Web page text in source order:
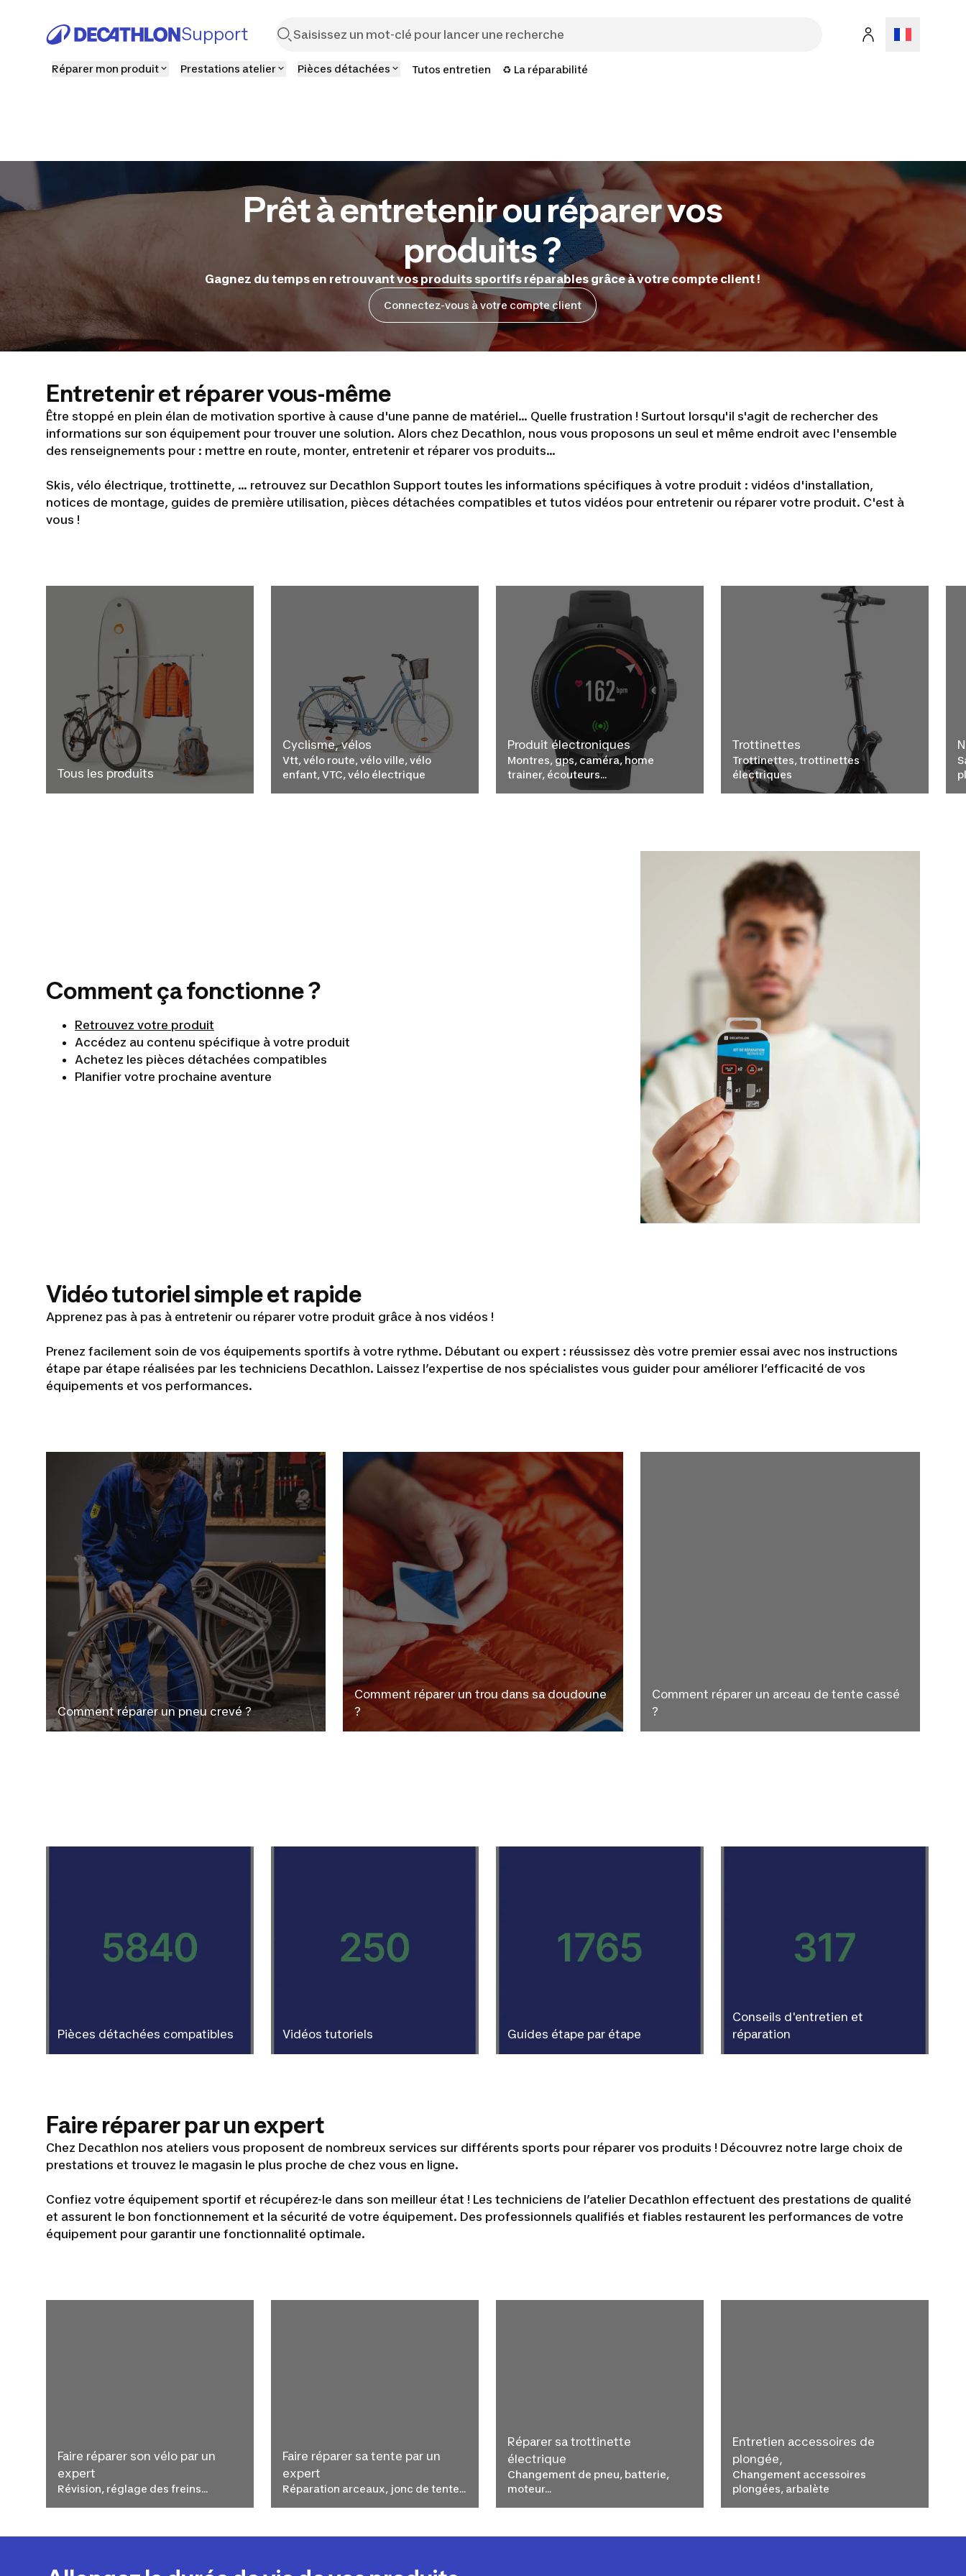
Support
Réparer mon produit Prestations atelier Pièces détachées Tutos entretien ♻️ La réparabilité
Prêt à entretenir ou réparer vos
produits ?
Gagnez du temps en retrouvant vos produits sportifs réparables grâce à votre compte client !
Connectez-vous à votre compte client
Entretenir et réparer vous-même
Être stoppé en plein élan de motivation sportive à cause d'une panne de matériel... Quelle frustration ! Surtout lorsqu'il s'agit de rechercher des
informations sur son équipement pour trouver une solution. Alors chez Decathlon, nous vous proposons un seul et même endroit avec l'ensemble
des renseignements pour : mettre en route, monter, entretenir et réparer vos produits...
Skis, vélo électrique, trottinette, ... retrouvez sur Decathlon Support toutes les informations spécifiques à votre produit : vidéos d'installation,
notices de montage, guides de première utilisation, pièces détachées compatibles et tutos vidéos pour entretenir ou réparer votre produit. C'est à
vous !
Tous les produits
Cyclisme, vélos
Vtt, vélo route, vélo ville, vélo
enfant, VTC, vélo électrique
Produit électroniques
Montres, gps, caméra, home
trainer, écouteurs...
Trottinettes
Trottinettes, trottinettes
électriques
Comment ça fonctionne ?
Retrouvez votre produit
Accédez au contenu spécifique à votre produit
Achetez les pièces détachées compatibles
Planifier votre prochaine aventure
Vidéo tutoriel simple et rapide
Apprenez pas à pas à entretenir ou réparer votre produit grâce à nos vidéos !
Prenez facilement soin de vos équipements sportifs à votre rythme. Débutant ou expert : réussissez dès votre premier essai avec nos instructions
étape par étape réalisées par les techniciens Decathlon. Laissez l’expertise de nos spécialistes vous guider pour améliorer l’efficacité de vos
équipements et vos performances.
Comment réparer un pneu crevé ?
Comment réparer un trou dans sa doudoune
?
Comment réparer un arceau de tente cassé
?
Pièces détachées compatibles Vidéos tutoriels Guides étape par étape
Conseils d'entretien et
réparation
Faire réparer par un expert
Chez Decathlon nos ateliers vous proposent de nombreux services sur différents sports pour réparer vos produits ! Découvrez notre large choix de
prestations et trouvez le magasin le plus proche de chez vous en ligne.
Confiez votre équipement sportif et récupérez-le dans son meilleur état ! Les techniciens de l’atelier Decathlon effectuent des prestations de qualité
et assurent le bon fonctionnement et la sécurité de votre équipement. Des professionnels qualifiés et fiables restaurent les performances de votre
équipement pour garantir une fonctionnalité optimale.
Faire réparer son vélo par un
expert
Révision, réglage des freins...
Faire réparer sa tente par un
expert
Réparation arceaux, jonc de tente...
Réparer sa trottinette
électrique
Changement de pneu, batterie,
moteur...
Entretien accessoires de
plongée,
Changement accessoires
plongées, arbalète